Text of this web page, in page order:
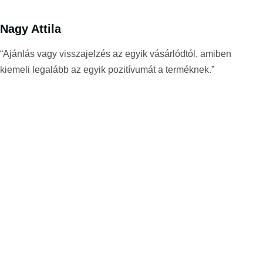
Nagy Attila
“Ajánlás vagy visszajelzés az egyik vásárlódtól, amiben
kiemeli legalább az egyik pozitívumát a terméknek.”